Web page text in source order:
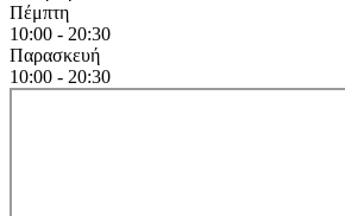
Πέμπτη
10:00 - 20:30
Παρασκευή
10:00 - 20:30